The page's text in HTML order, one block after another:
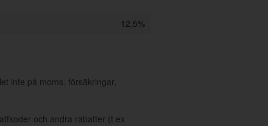
12,5%
inte på moms, försäkringar,
och andra rabatter (t ex